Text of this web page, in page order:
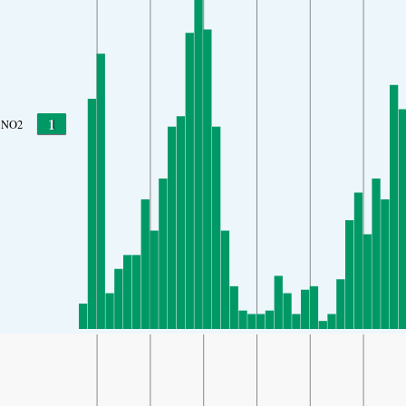
NO2 1